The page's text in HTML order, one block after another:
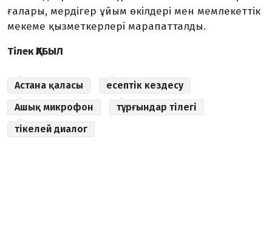
ғалары, мердігер ұйым өкіл­дері мен мемлекеттік
мекеме қыз­меткерлері марапатталды.
Тілек ҚАБЫЛ
Астана қаласы
есептік кездесу
Ашық микрофон
тұрғындар тілегі
тікелей диалог